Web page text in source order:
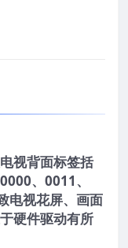
视背面标签括
、0011、
电视花屏、画面
硬件驱动有所